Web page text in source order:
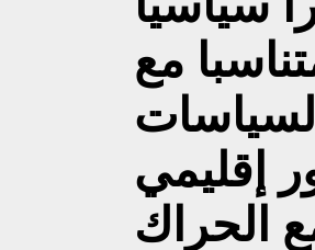
مع
إقليمي
الحراك